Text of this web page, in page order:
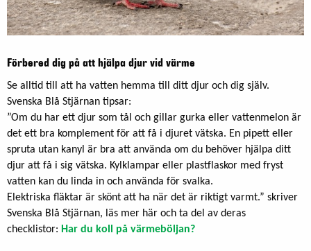
Förbered dig på att hjälpa djur vid värme
Se alltid till att ha vatten hemma till ditt djur och dig själv.
Svenska Blå Stjärnan tipsar:
”Om du har ett djur som tål och gillar gurka eller vattenmelon är
det ett bra komplement för att få i djuret vätska. En pipett eller
spruta utan kanyl är bra att använda om du behöver hjälpa ditt
djur att få i sig vätska. Kylklampar eller plastflaskor med fryst
vatten kan du linda in och använda för svalka.
Elektriska fläktar är skönt att ha när det är riktigt varmt.” skriver
Svenska Blå Stjärnan, läs mer här och ta del av deras
checklistor: Har du koll på värmeböljan?